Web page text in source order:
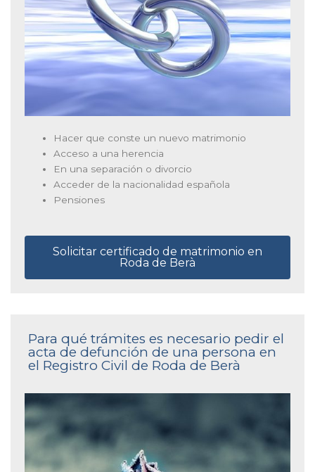
Hacer que conste un nuevo matrimonio
Acceso a una herencia
En una separación o divorcio
Acceder de la nacionalidad española
Pensiones
Solicitar certificado de matrimonio en
Roda de Berà
Para qué trámites es necesario pedir el
acta de defunción de una persona en
el Registro Civil de Roda de Berà